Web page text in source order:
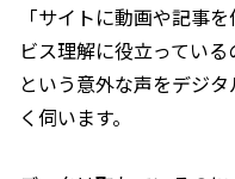
「サイトに動画や記事
ビス理解に役立っている
という意外な声をデジ
く伺います。